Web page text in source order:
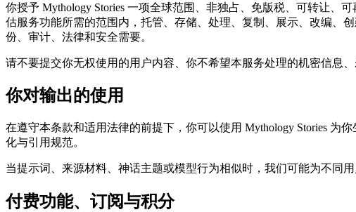
你授予 Mythology Stories 一项全球范围、非独占、免版税、可转让
估服务功能所需的范围内，托管、存储、处理、复制、展示、改编、
份、审计、法律和安全需要。
请不要提交你无权使用的用户内容、你不希望本服务处理的机密信息
你对输出的使用
在遵守本条款和适用法律的前提下，你可以使用 Mythology Stories
化与引用规范。
当提示词、来源材料、神话主题或模型行为相似时，我们可能为不同
付费功能、订阅与积分